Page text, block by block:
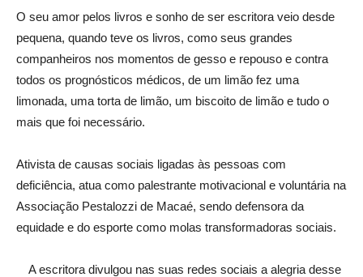
O seu amor pelos livros e sonho de ser escritora veio desde
pequena, quando teve os livros, como seus grandes
companheiros nos momentos de gesso e repouso e contra
todos os prognósticos médicos, de um limão fez uma
limonada, uma torta de limão, um biscoito de limão e tudo o
mais que foi necessário.
Ativista de causas sociais ligadas às pessoas com
deficiência, atua como palestrante motivacional e voluntária na
Associação Pestalozzi de Macaé, sendo defensora da
equidade e do esporte como molas transformadoras sociais.
A escritora divulgou nas suas redes sociais a alegria desse